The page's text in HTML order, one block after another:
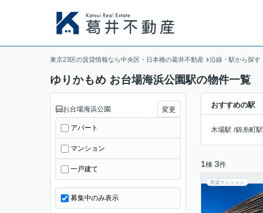
東京23区の賃貸情報なら中央区・日本橋の葛井不動産 沿線・駅から探す
ゆりかもめ お台場海浜公園駅の物件一覧
おすすめの駅
木場駅 /錦糸町駅
1棟 3件
賃貸マンション
お台場海浜公園 変更
アパート
マンション
一戸建て
募集中のみ表示